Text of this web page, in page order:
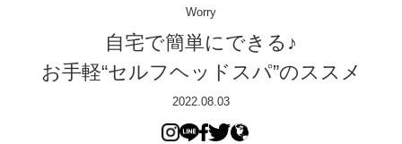
Worry
自宅で簡単にできる♪
お手軽“セルフヘッドスパ”のススメ
2022.08.03